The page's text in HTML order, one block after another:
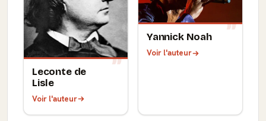
Leconte de
Lisle
Voir l'auteur
Yannick Noah
Voir l'auteur